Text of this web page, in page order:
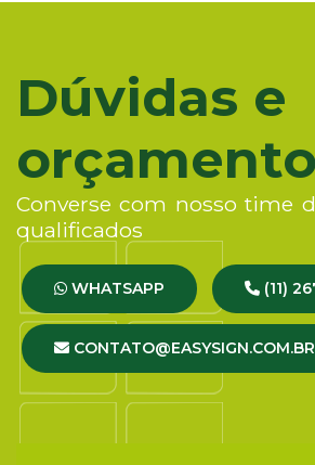
Dúvidas e
Converse com nosso time
qualificados
WHATSAPP (11)
CONTATO@EASYSIGN.COM.BR